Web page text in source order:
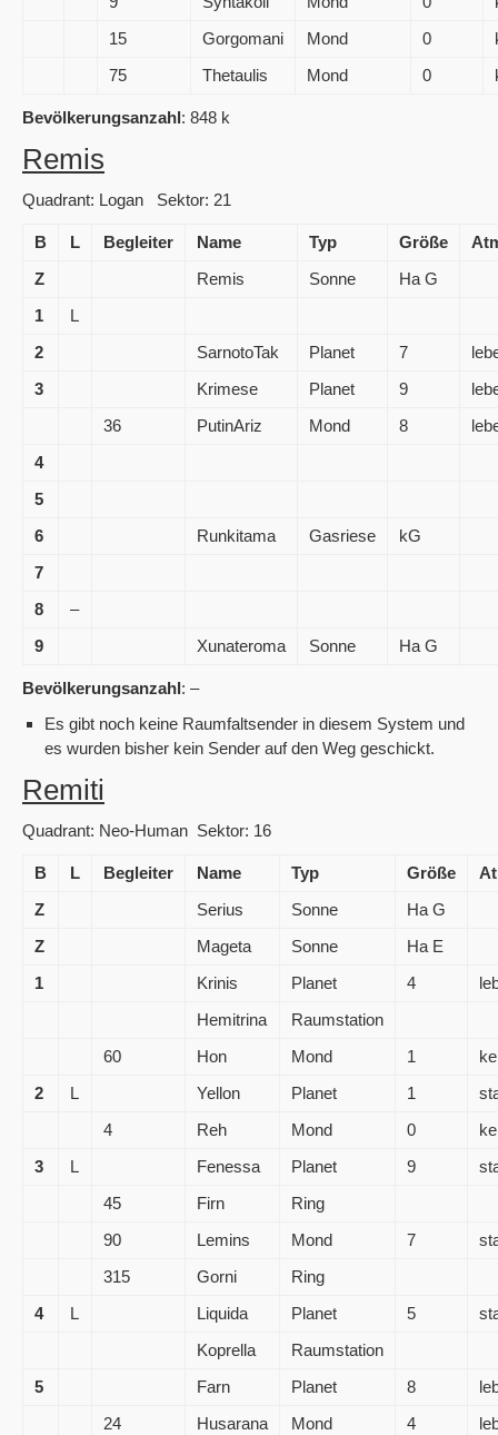
15
Gorgomani Mond 0
75
Thetaulis Mond 0
Bevölkerungsanzahl: 848 k
Remis
Quadrant: Logan Sektor: 21
B L Begleiter Name Typ Größe
Z
Remis Sonne
Ha G
1
L
2
SarnotoTak Planet 7
3
Krimese Planet 9
36
PutinAriz Mond 8
4
5
6
Runkitama Gasriese
kG
7
8
–
9
Xunateroma Sonne Ha G
Bevölkerungsanzahl: –
Es gibt noch keine Raumfaltsender in diesem System und
es wurden bisher kein Sender auf den Weg geschickt.
Remiti
Quadrant: Neo-Human Sektor: 16
B L Begleiter Name Typ Größe
Z
Serius Sonne
Ha G
Z
Mageta Sonne
Ha E
1
Krinis Planet 4
Hemitrina
Raumstation
60
Hon Mond 1
2
L Yellon Planet 1
4
Reh Mond 0
3
L Fenessa Planet 9
45
Firn
Ring
90
Lemins Mond 7
315
Gorni
Ring
4
L Liquida Planet 5
Koprella
Raumstation
5
Farn Planet 8
24
Husarana Mond 4